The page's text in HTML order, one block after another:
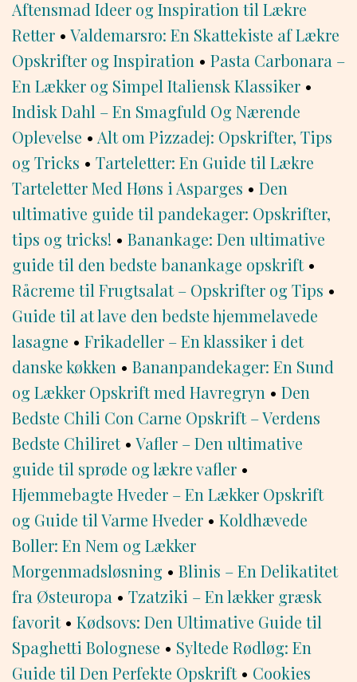
Aftensmad Ideer og Inspiration til Lækre
Retter • Valdemarsro: En Skattekiste af Lækre
Opskrifter og Inspiration • Pasta Carbonara –
En Lækker og Simpel Italiensk Klassiker •
Indisk Dahl – En Smagfuld Og Nærende
Oplevelse • Alt om Pizzadej: Opskrifter, Tips
og Tricks • Tarteletter: En Guide til Lækre
Tarteletter Med Høns i Asparges • Den
ultimative guide til pandekager: Opskrifter,
tips og tricks! • Banankage: Den ultimative
guide til den bedste banankage opskrift•
Råcreme til Frugtsalat – Opskrifter og Tips •
Guide til at lave den bedste hjemmelavede
lasagne • Frikadeller – En klassiker i det
danske køkken • Bananpandekager: En Sund
og Lækker Opskrift med Havregryn • Den
Bedste Chili Con Carne Opskrift – Verdens
Bedste Chiliret• Vafler – Den ultimative
guide til sprøde og lækre vafler •
Hjemmebagte Hveder – En Lækker Opskrift
og Guide til Varme Hveder • Koldhævede
Boller: En Nem og Lækker
Morgenmadsløsning • Blinis – En Delikatitet
fra Østeuropa • Tzatziki – En lækker græsk
favorit• Kødsovs: Den Ultimative Guide til
Spaghetti Bolognese • Syltede Rødløg: En
Guide til Den Perfekte Opskrift• Cookies